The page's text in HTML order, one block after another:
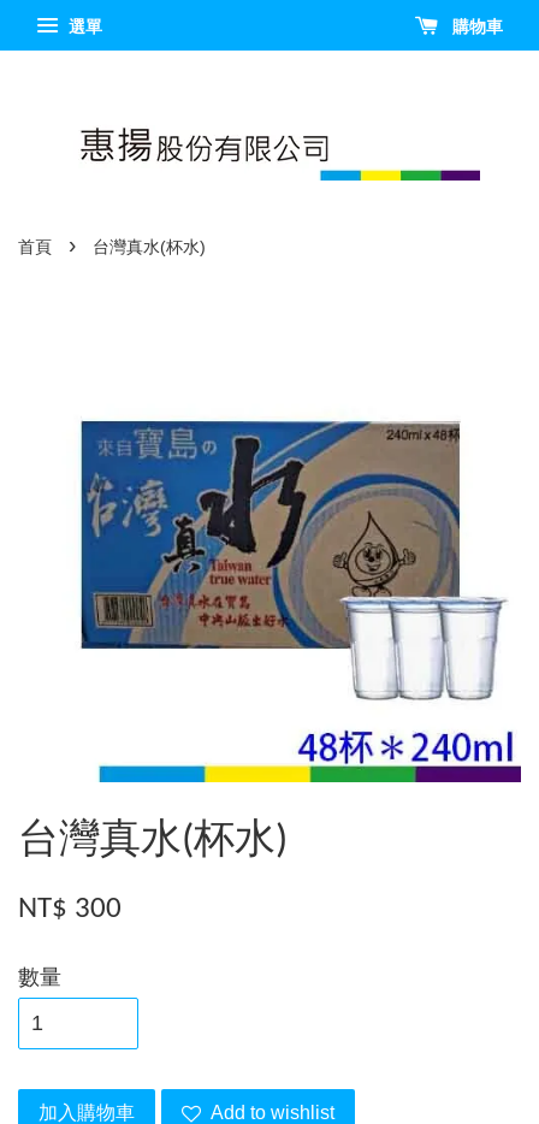
選單 購物車
首頁 › 台灣真水(杯水)
台灣真水(杯水)
NT$ 300
數量
加入購物車 Add to wishlist